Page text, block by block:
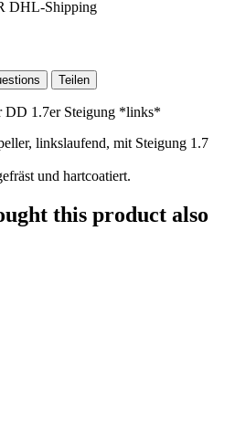
DHL-Shipping
Teilen
DD 1.7er Steigung *links*
linkslaufend, mit Steigung 1.7
und hartcoatiert.
this product also